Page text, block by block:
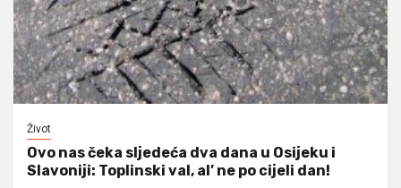
Život
Ovo nas čeka sljedeća dva dana u Osijeku i
Slavoniji: Toplinski val, al’ ne po cijeli dan!